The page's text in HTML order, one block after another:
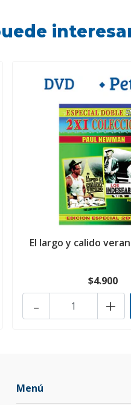
El largo y calido
$4.900
+
-
Menú